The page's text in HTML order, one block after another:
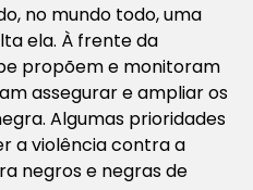
no mundo todo, uma
ela. À frente da
propõem e monitoram
assegurar e ampliar os
Algumas prioridades
a violência contra a
negros e negras de